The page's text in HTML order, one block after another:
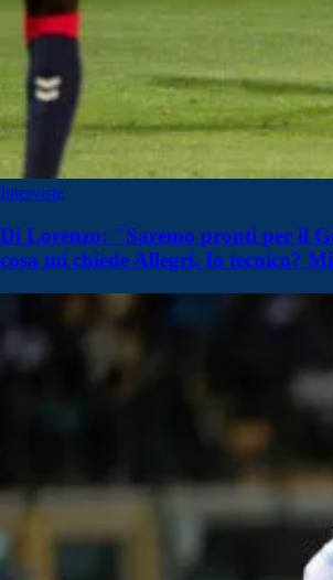
Interviste
Di Lorenzo: "Saremo pronti per il
cosa mi chiede Allegri. Io tecnico?